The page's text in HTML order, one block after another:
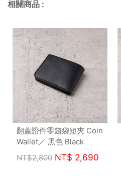
相關商品 :
翻蓋證件零錢袋短夾 Coin
Wallet／ 黑色 Black
NT$2,800 NT$ 2,690